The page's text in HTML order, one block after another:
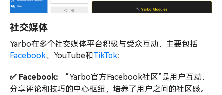
社交媒体
Yarbo在多个社交媒体平台积极与受众互动，主要包括
Facebook、YouTube和TikTok：
✅ Facebook：
“Yarbo官方Facebook社区”是用户互动、
分享评论和技巧的中心枢纽，培养了用户之间的社区感。